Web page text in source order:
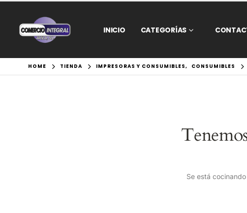
INICIO CATEGORÍAS
HOME TIENDA IMPRESORAS Y CONSUMIBLES, CONSUMIBLES
Se está